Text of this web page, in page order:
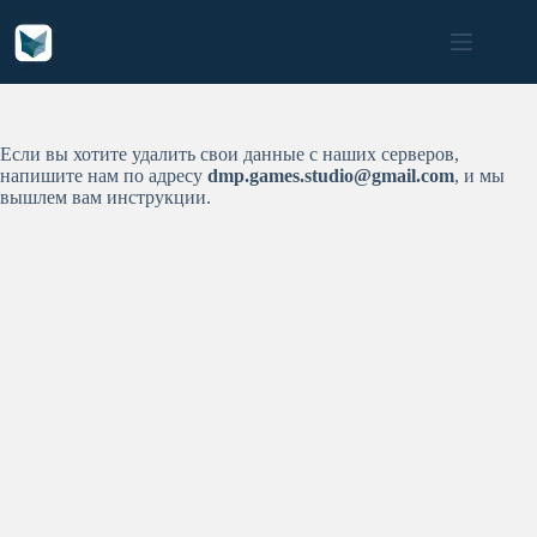
сути
Если вы хотите удалить свои данные с наших серверов,
напишите нам по адресу dmp.games.studio@gmail.com, и мы
вышлем вам инструкции.